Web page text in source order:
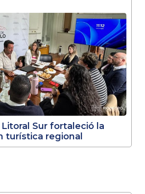
Sur fortaleció la
turística regional